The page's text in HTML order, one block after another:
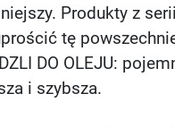
Produkty z
tę
DO OLEJU:
i szybsza.